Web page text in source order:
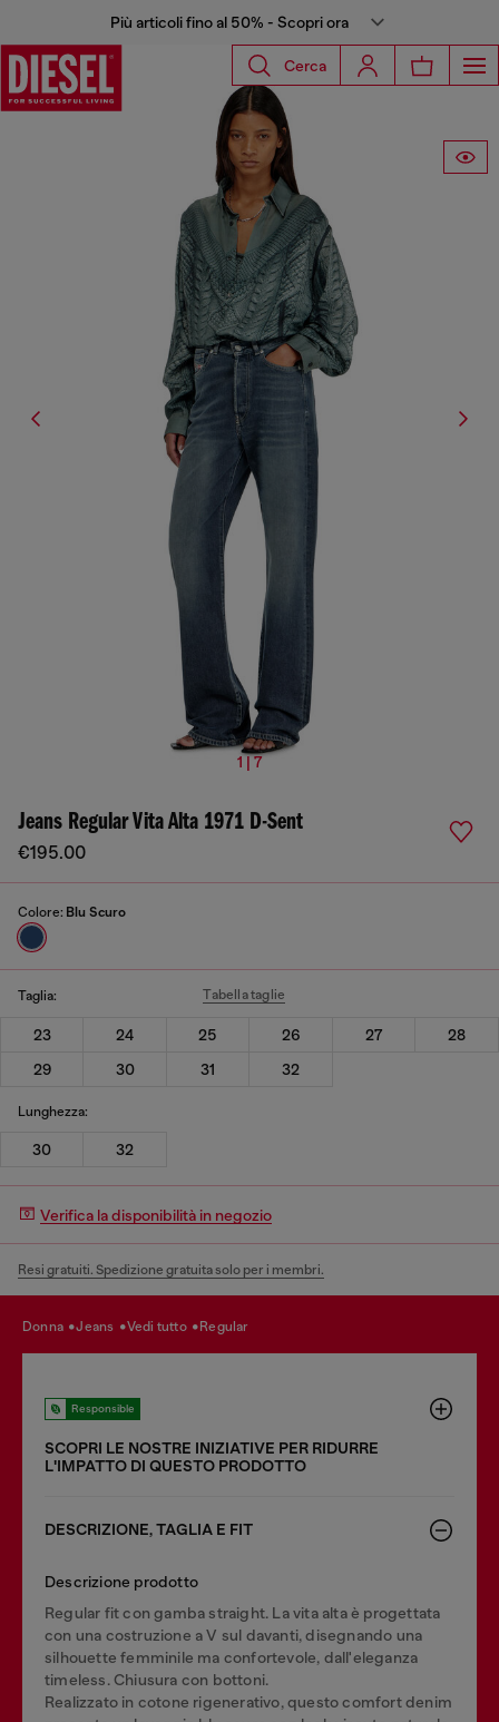
Più articoli fino al 50% - Scopri ora
Cerca
1 | 7
Jeans Regular Vita Alta 1971 D-Sent
€195.00
Colore: Blu Scuro
Taglia: Tabella taglie
23 24 25 26 27
28
29
30 31 32
Lunghezza:
30 32
Verifica la disponibilità in negozio
Resi gratuiti. Spedizione gratuita solo per i membri.
donna jeans vedi tutto regular
Responsible
SCOPRI LE NOSTRE INIZIATIVE PER RIDURRE
LʹIMPATTO DI QUESTO PRODOTTO
DESCRIZIONE, TAGLIA E FIT
Descrizione prodotto
Regular fit con gamba straight. La vita alta è progettata
con una costruzione a V sul davanti, disegnando una
silhouette femminile ma confortevole, dall'eleganza
timeless. Chiusura con bottoni.
Realizzato in cotone rigenerativo, questo comfort denim